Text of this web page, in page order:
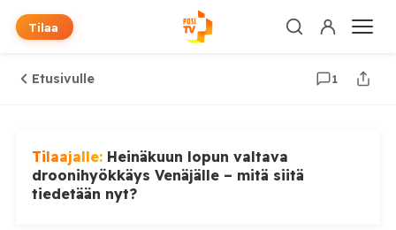
Tilaa
Etusivulle 1
Tilaajalle: Heinäkuun lopun valtava
droonihyökkäys Venäjälle – mitä siitä
tiedetään nyt?